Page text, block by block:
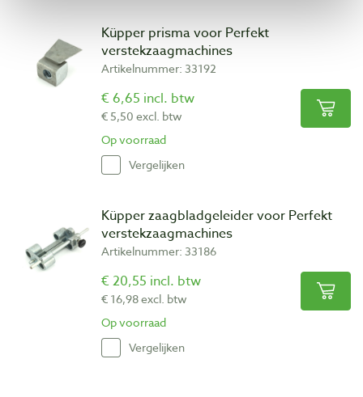
Küpper prisma voor Perfekt
verstekzaagmachines
Artikelnummer: 33192
€ 6,65 incl. btw
€ 5,50 excl. btw
Op voorraad
Vergelijken
Küpper zaagbladgeleider voor Perfekt
verstekzaagmachines
Artikelnummer: 33186
€ 20,55 incl. btw
€ 16,98 excl. btw
Op voorraad
Vergelijken